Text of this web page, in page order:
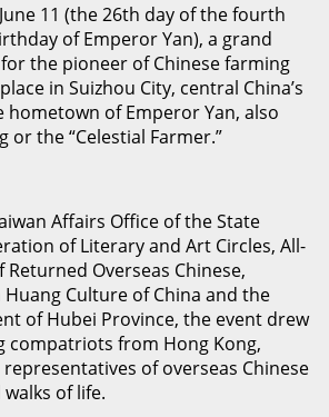
11 (the 26th day of the fourth
of Emperor Yan), a grand
the pioneer of Chinese farming
in Suizhou City, central China’s
hometown of Emperor Yan, also
or the “Celestial Farmer.”
Affairs Office of the State
of Literary and Art Circles, All-
Overseas Chinese,
Culture of China and the
of Hubei Province, the event drew
compatriots from Hong Kong,
representatives of overseas Chinese
of life.